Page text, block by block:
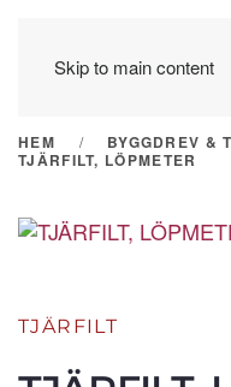
Skip to main content
HEM BYGGDREV &
TJÄRFILT, LÖPMETER
TJÄRFILT